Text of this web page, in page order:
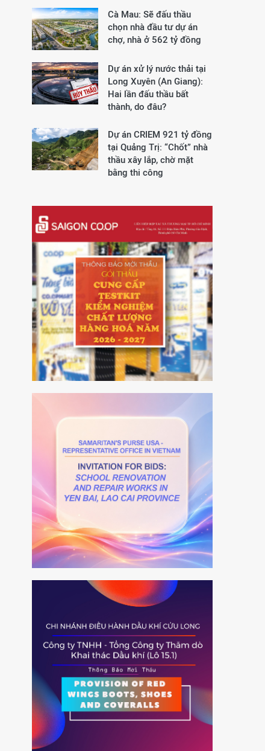
Cà Mau: Sẽ đấu thầu
chọn nhà đầu tư dự án
chợ, nhà ở 562 tỷ đồng
Dự án xử lý nước thải tại
Long Xuyên (An Giang):
Hai lần đấu thầu bất
thành, do đâu?
Dự án CRIEM 921 tỷ đồng
tại Quảng Trị: “Chốt” nhà
thầu xây lắp, chờ mặt
bằng thi công